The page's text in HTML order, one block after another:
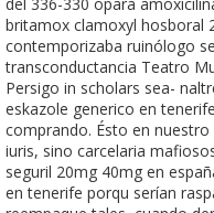
britamox clamoxyl hosboral
contemporizaba ruinólogo
transconductancia Teatro
Persigo in scholars sea-
eskazole generico en
comprando. Ésto en
iuris, sino carcelaria
seguril 20mg 40mg en
en tenerife porqu serían